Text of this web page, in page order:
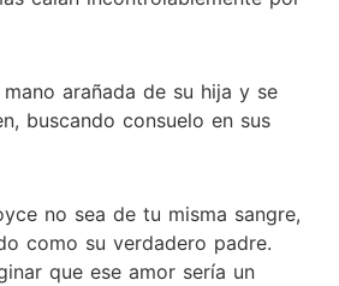
arañada de su hija y se
buscando consuelo en sus
no sea de tu misma sangre,
como su verdadero padre.
que ese amor sería un